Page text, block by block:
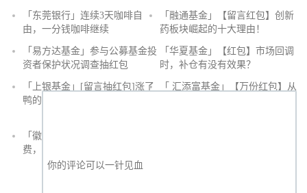
「东莞银行」连续3天咖啡自
由，一分钱咖啡继续
「融通基金」【留言红包】创新
药板块崛起的十大理由！
「易方达基金」参与公募基金投
资者保护状况调查抽红包
「华夏基金」【红包】市场回调
时，补仓有没有效果？
「上银基金」[留言抽红包]​涨了
鸭的投资旅途
「 汇添富基金」【万份红包】从
「徽商银行」手机银行充值话
费，至高立减30元